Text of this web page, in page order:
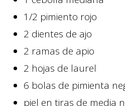
1/2 pimiento rojo
2 dientes de ajo
2 ramas de apio
2 hojas de laurel
6 bolas de pimienta
piel en tiras de media